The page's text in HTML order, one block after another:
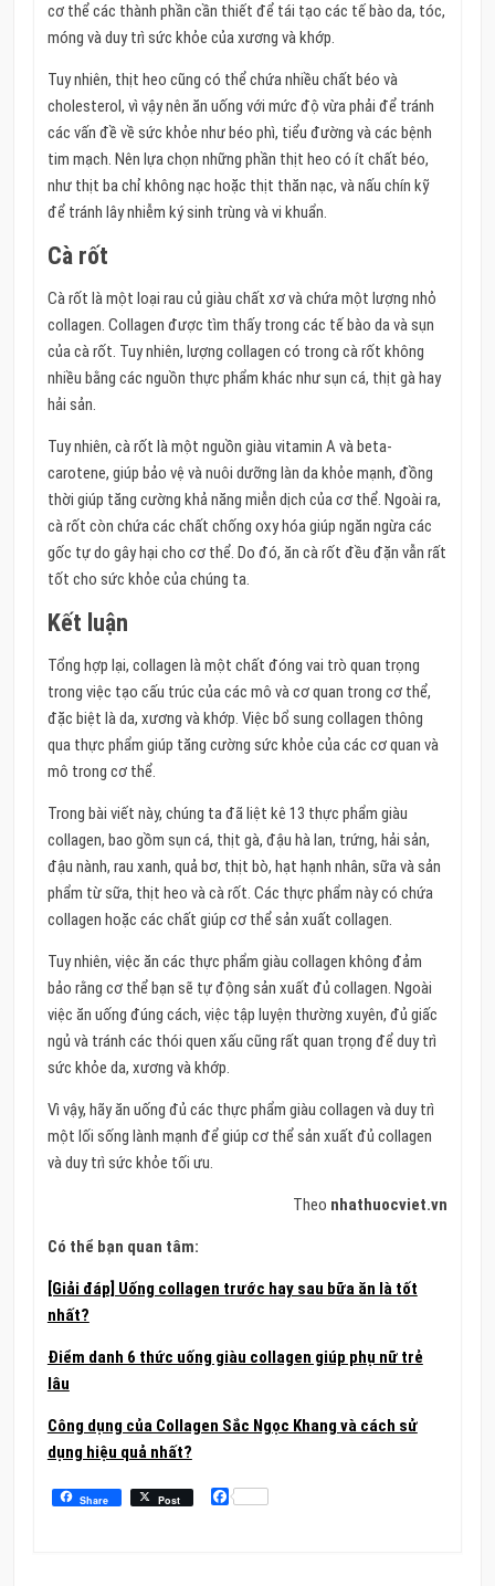
cơ thể các thành phần cần thiết để tái tạo các tế bào da, tóc,
móng và duy trì sức khỏe của xương và khớp.
Tuy nhiên, thịt heo cũng có thể chứa nhiều chất béo và
cholesterol, vì vậy nên ăn uống với mức độ vừa phải để tránh
các vấn đề về sức khỏe như béo phì, tiểu đường và các bệnh
tim mạch. Nên lựa chọn những phần thịt heo có ít chất béo,
như thịt ba chỉ không nạc hoặc thịt thăn nạc, và nấu chín kỹ
để tránh lây nhiễm ký sinh trùng và vi khuẩn.
Cà rốt
Cà rốt là một loại rau củ giàu chất xơ và chứa một lượng nhỏ
collagen. Collagen được tìm thấy trong các tế bào da và sụn
của cà rốt. Tuy nhiên, lượng collagen có trong cà rốt không
nhiều bằng các nguồn thực phẩm khác như sụn cá, thịt gà hay
hải sản.
Tuy nhiên, cà rốt là một nguồn giàu vitamin A và beta-
carotene, giúp bảo vệ và nuôi dưỡng làn da khỏe mạnh, đồng
thời giúp tăng cường khả năng miễn dịch của cơ thể. Ngoài ra,
cà rốt còn chứa các chất chống oxy hóa giúp ngăn ngừa các
gốc tự do gây hại cho cơ thể. Do đó, ăn cà rốt đều đặn vẫn rất
tốt cho sức khỏe của chúng ta.
Kết luận
Tổng hợp lại, collagen là một chất đóng vai trò quan trọng
trong việc tạo cấu trúc của các mô và cơ quan trong cơ thể,
đặc biệt là da, xương và khớp. Việc bổ sung collagen thông
qua thực phẩm giúp tăng cường sức khỏe của các cơ quan và
mô trong cơ thể.
Trong bài viết này, chúng ta đã liệt kê 13 thực phẩm giàu
collagen, bao gồm sụn cá, thịt gà, đậu hà lan, trứng, hải sản,
đậu nành, rau xanh, quả bơ, thịt bò, hạt hạnh nhân, sữa và sản
phẩm từ sữa, thịt heo và cà rốt. Các thực phẩm này có chứa
collagen hoặc các chất giúp cơ thể sản xuất collagen.
Tuy nhiên, việc ăn các thực phẩm giàu collagen không đảm
bảo rằng cơ thể bạn sẽ tự động sản xuất đủ collagen. Ngoài
việc ăn uống đúng cách, việc tập luyện thường xuyên, đủ giấc
ngủ và tránh các thói quen xấu cũng rất quan trọng để duy trì
sức khỏe da, xương và khớp.
Vì vậy, hãy ăn uống đủ các thực phẩm giàu collagen và duy trì
một lối sống lành mạnh để giúp cơ thể sản xuất đủ collagen
và duy trì sức khỏe tối ưu.
Theo nhathuocviet.vn
Có thể bạn quan tâm:
[Giải đáp] Uống collagen trước hay sau bữa ăn là tốt
nhất?
Điểm danh 6 thức uống giàu collagen giúp phụ nữ trẻ
lâu
Công dụng của Collagen Sắc Ngọc Khang và cách sử
dụng hiệu quả nhất?
Share Post Facebook